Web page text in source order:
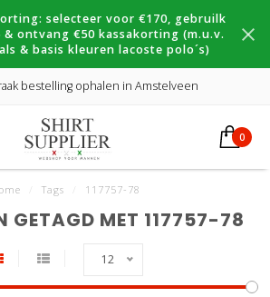
selecteer voor €170, gebruilk
& ontvang €50 kassakorting (m.u.v.
& basis kleuren lacoste polo´s)
bestelling ophalen in Amstelveen
0
Tags 117757-78
GETAGD MET 117757-78
12